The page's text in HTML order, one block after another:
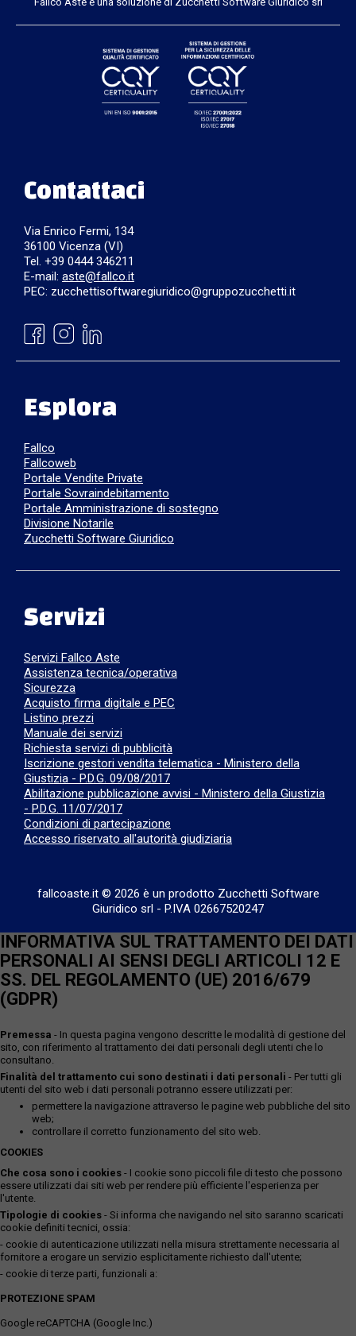
Contattaci
Via Enrico Fermi, 134
36100 Vicenza (VI)
Tel. +39 0444 346211
E-mail: aste@fallco.it
PEC: zucchettisoftwaregiuridico@gruppozucchetti.it
Esplora
Fallco
Fallcoweb
Portale Vendite Private
Portale Sovraindebitamento
Portale Amministrazione di sostegno
Divisione Notarile
Zucchetti Software Giuridico
Servizi
Servizi Fallco Aste
Assistenza tecnica/operativa
Sicurezza
Acquisto firma digitale e PEC
Listino prezzi
Manuale dei servizi
Richiesta servizi di pubblicità
Iscrizione gestori vendita telematica - Ministero della
Giustizia - P.D.G. 09/08/2017
Abilitazione pubblicazione avvisi - Ministero della Giustizia
- P.D.G. 11/07/2017
Condizioni di partecipazione
Accesso riservato all'autorità giudiziaria
fallcoaste.it © 2026 è un prodotto Zucchetti Software
Giuridico srl - P.IVA 02667520247
INFORMATIVA SUL TRATTAMENTO DEI DATI
PERSONALI AI SENSI DEGLI ARTICOLI 12 E
SS. DEL REGOLAMENTO (UE) 2016/679
(GDPR)
Premessa - In questa pagina vengono descritte le modalità di gestione del
sito, con riferimento al trattamento dei dati personali degli utenti che lo
consultano.
Finalità del trattamento cui sono destinati i dati personali - Per tutti gli
utenti del sito web i dati personali potranno essere utilizzati per:
permettere la navigazione attraverso le pagine web pubbliche del sito
web;
controllare il corretto funzionamento del sito web.
COOKIES
Che cosa sono i cookies - I cookie sono piccoli file di testo che possono
essere utilizzati dai siti web per rendere più efficiente l'esperienza per
l'utente.
Tipologie di cookies - Si informa che navigando nel sito saranno scaricati
cookie definiti tecnici, ossia:
- cookie di autenticazione utilizzati nella misura strettamente necessaria al
fornitore a erogare un servizio esplicitamente richiesto dall'utente;
- cookie di terze parti, funzionali a:
PROTEZIONE SPAM
Google reCAPTCHA (Google Inc.)